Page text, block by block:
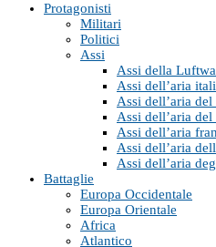
Protagonisti
Militari
Politici
Assi
Assi della
Assi dell’aria
Assi dell’aria del
Assi dell’aria
Assi dell’aria
Assi dell’aria
Assi dell’aria
Battaglie
Europa Occidentale
Europa Orientale
Africa
Atlantico